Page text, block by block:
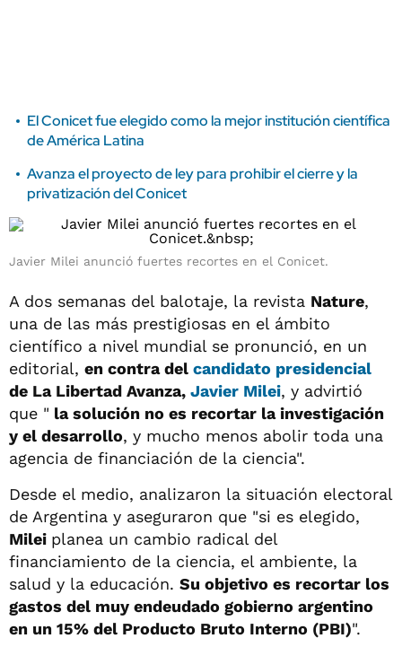
El Conicet fue elegido como la mejor institución científica
de América Latina
Avanza el proyecto de ley para prohibir el cierre y la
privatización del Conicet
Javier Milei anunció fuertes recortes en el Conicet.
A dos semanas del balotaje, la revista Nature,
una de las más prestigiosas en el ámbito
científico a nivel mundial se pronunció, en un
editorial, en contra del candidato presidencial
de La Libertad Avanza, Javier Milei, y advirtió
que " la solución no es recortar la investigación
y el desarrollo, y mucho menos abolir toda una
agencia de financiación de la ciencia".
Desde el medio, analizaron la situación electoral
de Argentina y aseguraron que "si es elegido,
Milei planea un cambio radical del
financiamiento de la ciencia, el ambiente, la
salud y la educación. Su objetivo es recortar los
gastos del muy endeudado gobierno argentino
en un 15% del Producto Bruto Interno (PBI)".